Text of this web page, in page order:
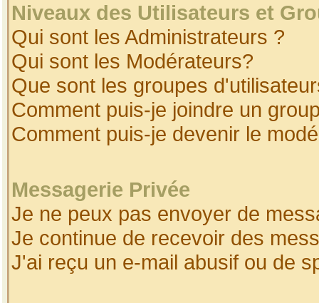
Niveaux des Utilisateurs et
Qui sont les Administrateurs ?
Qui sont les Modérateurs?
Que sont les groupes
Comment puis-je joindre un
Comment puis-je devenir le
Messagerie Privée
Je ne peux pas envoyer de
Je continue de recevoir des
J'ai reçu un e-mail abusif ou de